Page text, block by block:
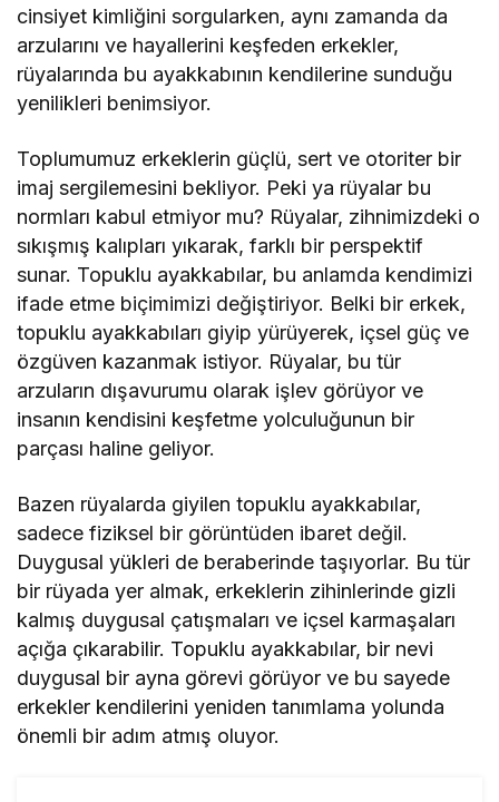
cinsiyet kimliğini sorgularken, aynı zamanda da
arzularını ve hayallerini keşfeden erkekler,
rüyalarında bu ayakkabının kendilerine sunduğu
yenilikleri benimsiyor.
Toplumumuz erkeklerin güçlü, sert ve otoriter bir
imaj sergilemesini bekliyor. Peki ya rüyalar bu
normları kabul etmiyor mu? Rüyalar, zihnimizdeki o
sıkışmış kalıpları yıkarak, farklı bir perspektif
sunar. Topuklu ayakkabılar, bu anlamda kendimizi
ifade etme biçimimizi değiştiriyor. Belki bir erkek,
topuklu ayakkabıları giyip yürüyerek, içsel güç ve
özgüven kazanmak istiyor. Rüyalar, bu tür
arzuların dışavurumu olarak işlev görüyor ve
insanın kendisini keşfetme yolculuğunun bir
parçası haline geliyor.
Bazen rüyalarda giyilen topuklu ayakkabılar,
sadece fiziksel bir görüntüden ibaret değil.
Duygusal yükleri de beraberinde taşıyorlar. Bu tür
bir rüyada yer almak, erkeklerin zihinlerinde gizli
kalmış duygusal çatışmaları ve içsel karmaşaları
açığa çıkarabilir. Topuklu ayakkabılar, bir nevi
duygusal bir ayna görevi görüyor ve bu sayede
erkekler kendilerini yeniden tanımlama yolunda
önemli bir adım atmış oluyor.